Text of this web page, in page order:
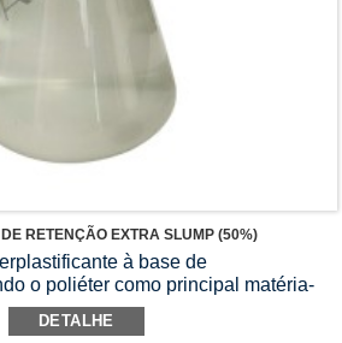
RETENÇÃO EXTRA SLUMP (50%)
à base de
o poliéter como principal matéria-
de queda e adaptabilidade a
especialmente para
DETALHE